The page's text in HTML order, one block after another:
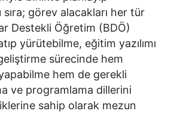
görev alacakları her tür
Destekli Öğretim (BDÖ)
yürütebilme, eğitim yazılımı
sürecinde hem
hem de gerekli
ve programlama dillerini
sahip olarak mezun